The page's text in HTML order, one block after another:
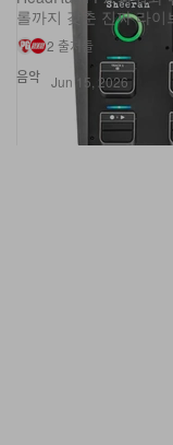
음악
롤까지 갖춘 진짜 라
2 출처들
Jun 15, 2026